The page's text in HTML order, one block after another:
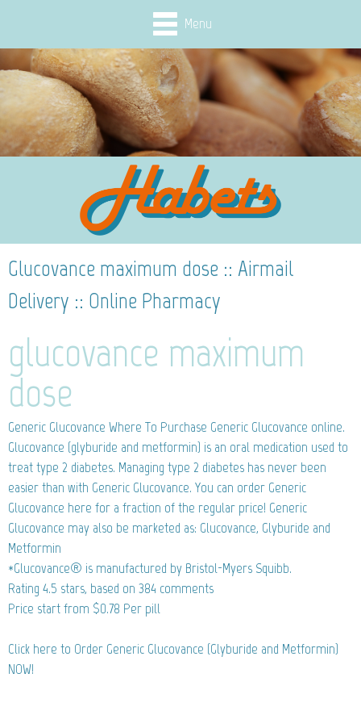
Menu
Glucovance maximum dose :: Airmail
Delivery :: Online Pharmacy
glucovance maximum
dose
Generic Glucovance Where To Purchase Generic Glucovance online.
Glucovance (glyburide and metformin) is an oral medication used to
treat type 2 diabetes. Managing type 2 diabetes has never been
easier than with Generic Glucovance. You can order Generic
Glucovance here for a fraction of the regular price! Generic
Glucovance may also be marketed as: Glucovance, Glyburide and
Metformin
*Glucovance® is manufactured by Bristol-Myers Squibb.
Rating 4.5 stars, based on 384 comments
Price start from $0.78 Per pill
Click here to Order Generic Glucovance (Glyburide and Metformin)
NOW!